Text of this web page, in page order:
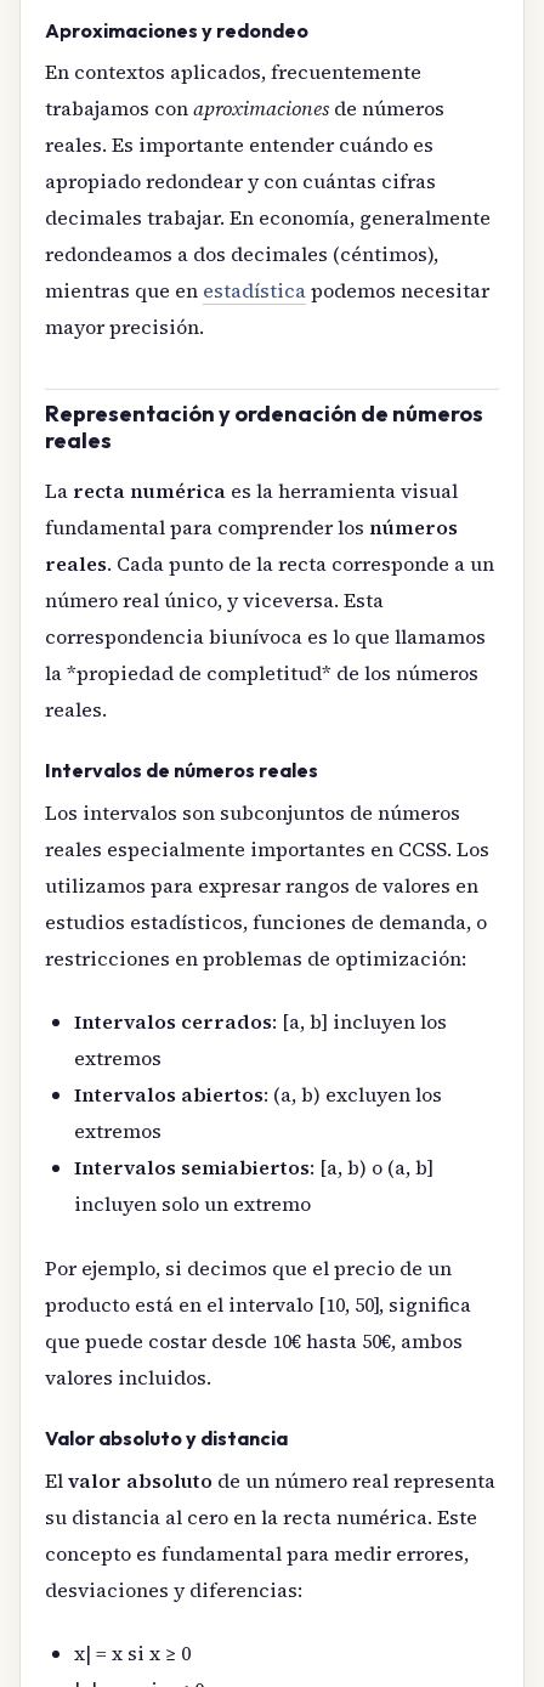
Aproximaciones y redondeo
En contextos aplicados, frecuentemente
trabajamos conaproximaciones de números
reales. Es importante entender cuándo es
apropiado redondear y con cuántas cifras
decimales trabajar. En economía, generalmente
redondeamos a dos decimales (céntimos),
mientras que en estadísticapodemos necesitar
mayor precisión.
Representación y ordenación de números
reales
La recta numérica es la herramienta visual
fundamental para comprender los números
reales. Cada punto de la recta corresponde a un
número real único, y viceversa. Esta
correspondencia biunívoca es lo que llamamos
la *propiedad de completitud* de los números
reales.
Intervalos de números reales
Los intervalos son subconjuntos de números
reales especialmente importantes en CCSS. Los
utilizamos para expresar rangos de valores en
estudios estadísticos, funciones de demanda, o
restricciones en problemas de optimización:
Intervalos cerrados: [a, b] incluyen los
extremos
Intervalos abiertos: (a, b) excluyen los
extremos
Intervalos semiabiertos: [a, b) o (a, b]
incluyen solo un extremo
Por ejemplo, si decimos que el precio de un
producto está en el intervalo [10, 50], significa
que puede costar desde 10€ hasta 50€, ambos
valores incluidos.
Valor absoluto y distancia
Elvalor absoluto de un número real representa
su distancia al cero en la recta numérica. Este
concepto es fundamental para medir errores,
desviaciones y diferencias:
x| = x si x ≥ 0